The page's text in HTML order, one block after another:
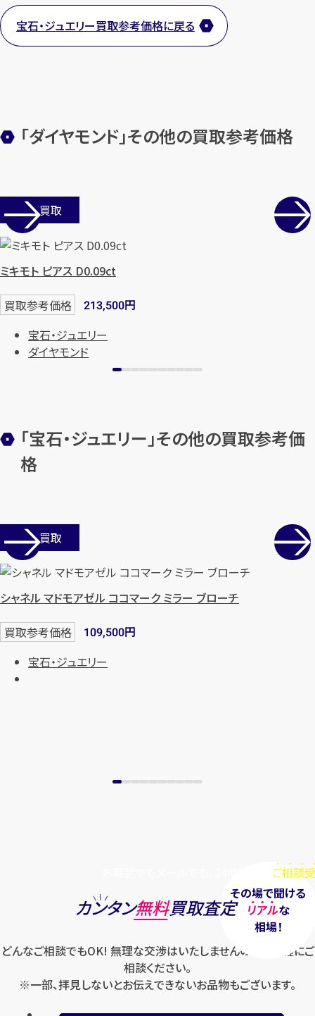
最短1分！
【総合受付】24時間・年中無休(年末年
メールで無料相談する
宝石・ジュエリー買取参考価格に戻る
「ダイヤモンド」その他の買取参考価格
店舗買取
ミキモト ピアス D0.09ct
買取参考価格 213,500円
宝石・ジュエリー
ダイヤモンド
「宝石・ジュエリー」その他の買取参考価
格
店舗買取
シャネル マドモアゼル ココマーク ミラー ブローチ
買取参考価格 109,500円
宝石・ジュエリー
ご相談
その場で聞ける
リアルな
相場！
カンタン無料買取査定
どんなご相談でもOK! 無理な交渉はいたしませんのでお気軽にご
相談ください。
※一部、拝見しないとお伝えできないお品物もございます。